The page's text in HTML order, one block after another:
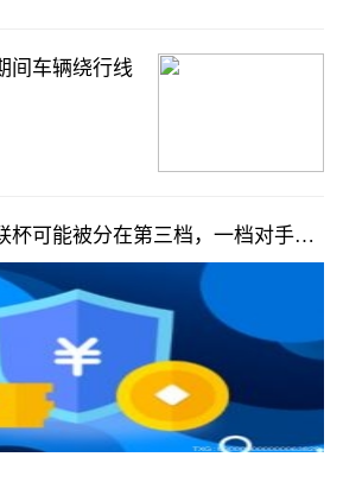
间车辆绕行线
杯可能被分在第三档，一档对手包